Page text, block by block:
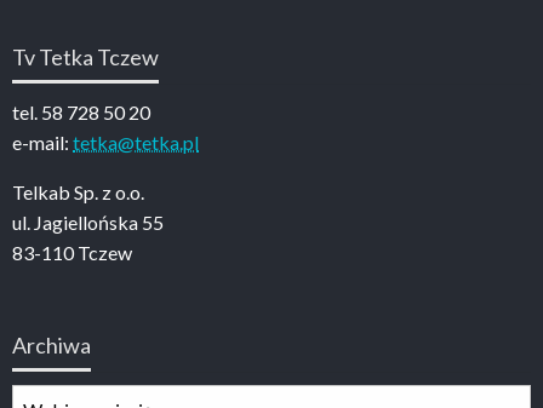
Tv Tetka Tczew
tel. 58 728 50 20
e-mail: tetka@tetka.pl
Telkab Sp. z o.o.
ul. Jagiellońska 55
83-110 Tczew
Archiwa